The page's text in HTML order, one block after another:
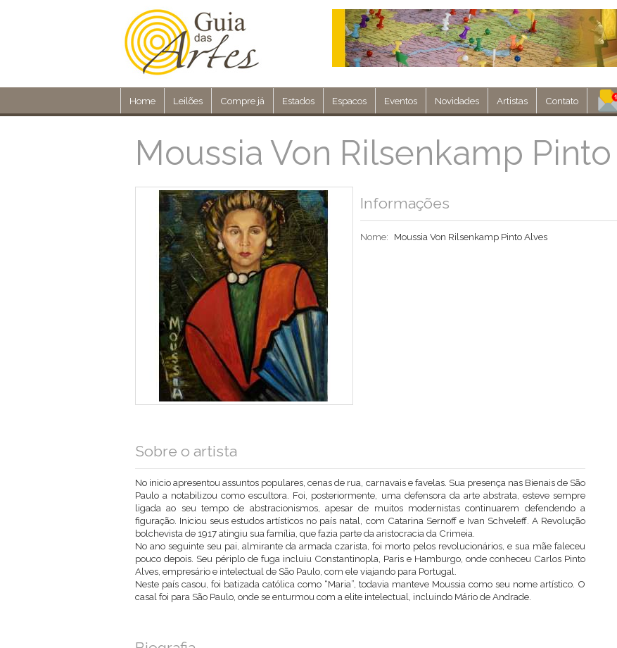
Home Leilões Compre já Estados Espacos Eventos Novidades Artistas Contato
Moussia Von Rilsenkamp
Informações
Nome: Moussia Von Rilsenkamp Pinto Alves
Sobre o artista
No inicio apresentou assuntos populares, cenas de rua, carnavais e favelas. Sua presença nas Bienais de São
Paulo a notabilizou como escultora. Foi, posteriormente, uma defensora da arte abstrata, esteve sempre
ligada ao seu tempo de abstracionismos, apesar de muitos modernistas continuarem defendendo a
figuração. Iniciou seus estudos artísticos no país natal, com Catarina Sernoff e Ivan Schveleff. A Revolução
bolchevista de 1917 atingiu sua família, que fazia parte da aristocracia da Crimeia.
No ano seguinte seu pai, almirante da armada czarista, foi morto pelos revolucionários, e sua mãe faleceu
pouco depois. Seu périplo de fuga incluiu Constantinopla, Paris e Hamburgo, onde conheceu Carlos Pinto
Alves, empresário e intelectual de São Paulo, com ele viajando para Portugal.
Neste país casou, foi batizada católica como “Maria”, todavia manteve Moussia como seu nome artístico. O
casal foi para São Paulo, onde se enturmou com a elite intelectual, incluindo Mário de Andrade.